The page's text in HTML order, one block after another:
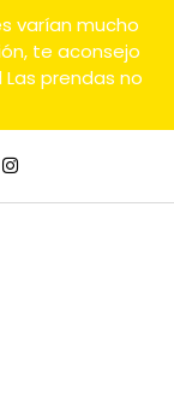
varían mucho
te aconsejo
prendas no